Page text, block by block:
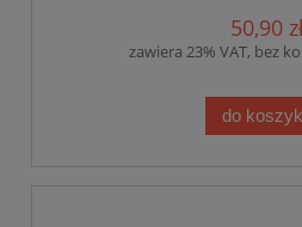
50,90
zawiera 23% VAT, bez
do